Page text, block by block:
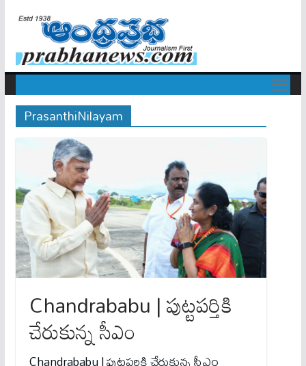
PrasanthiNilayam
Chandrababu | పుట్టపర్తికి
చేరుకున్న సీఎం